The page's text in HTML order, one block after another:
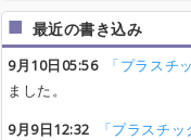
最近の書き込み
9月10日05:56 「プラスチ
ました。
9月9日12:32
「プラスチッ